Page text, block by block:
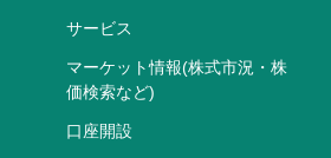
サービス
マーケット情報(株式市況・株
価検索など)
口座開設